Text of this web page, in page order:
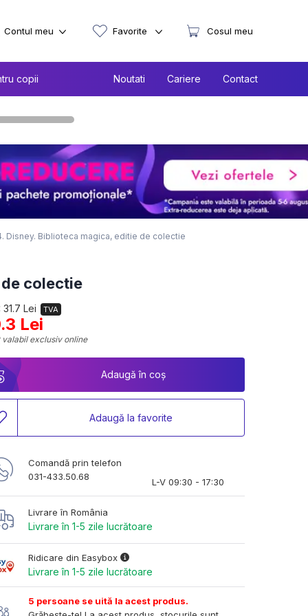
copii Noutati Cariere Contact
Contul meu Favorite Cosul meu
Disney. Biblioteca magica, editie de colectie
colectie
31.7 Lei TVA
Lei
valabil exclusiv online
Adaugă în coș
Adaugă la favorite
Comandă prin telefon
031-433.50.68
L-V 09:30 - 17:30
Livrare în România
Livrare în 1-5 zile lucrătoare
Ridicare din Easybox
Livrare în 1-5 zile lucrătoare
5 persoane se uită la acest produs.